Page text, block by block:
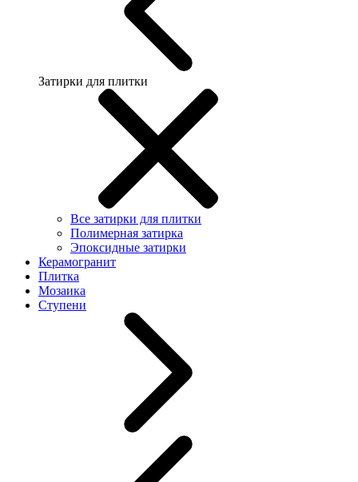
Затирки для плитки
Все затирки для плитки
Полимерная затирка
Эпоксидные затирки
Керамогранит
Плитка
Мозаика
Ступени